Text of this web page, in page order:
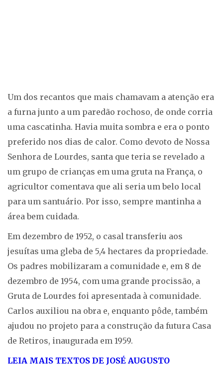
Um dos recantos que mais chamavam a atenção era
a furna junto a um paredão rochoso, de onde corria
uma cascatinha. Havia muita sombra e era o ponto
preferido nos dias de calor. Como devoto de Nossa
Senhora de Lourdes, santa que teria se revelado a
um grupo de crianças em uma gruta na França, o
agricultor comentava que ali seria um belo local
para um santuário. Por isso, sempre mantinha a
área bem cuidada.
Em dezembro de 1952, o casal transferiu aos
jesuítas uma gleba de 5,4 hectares da propriedade.
Os padres mobilizaram a comunidade e, em 8 de
dezembro de 1954, com uma grande procissão, a
Gruta de Lourdes foi apresentada à comunidade.
Carlos auxiliou na obra e, enquanto pôde, também
ajudou no projeto para a construção da futura Casa
de Retiros, inaugurada em 1959.
LEIA MAIS TEXTOS DE JOSÉ AUGUSTO